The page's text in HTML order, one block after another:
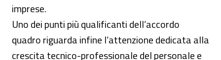
imprese.
Uno dei punti più qualificanti dell’accordo
quadro riguarda infine l’attenzione dedicata alla
crescita tecnico-professionale del personale e